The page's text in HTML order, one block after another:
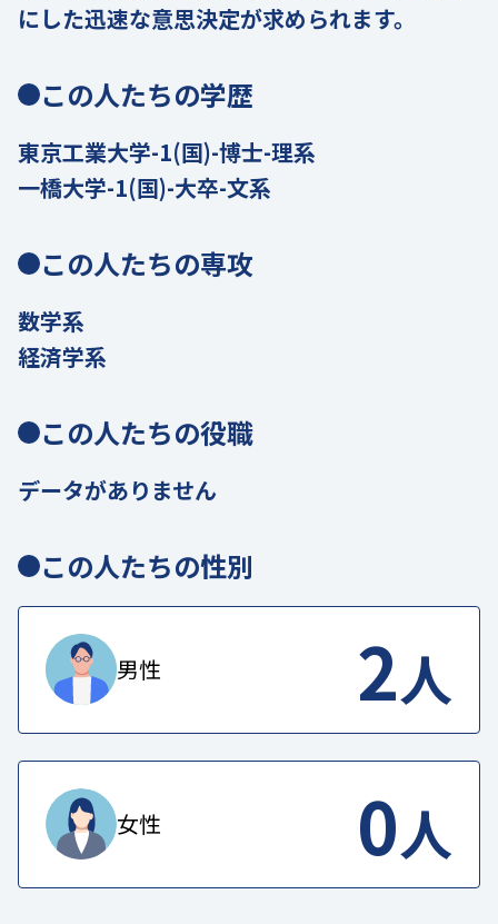
にした迅速な意思決定が求められます。
この人たちの学歴
東京工業大学-1(国)-博士-理系
一橋大学-1(国)-大卒-文系
この人たちの専攻
数学系
経済学系
この人たちの役職
データがありません
この人たちの性別
男性 2人
女性 0人